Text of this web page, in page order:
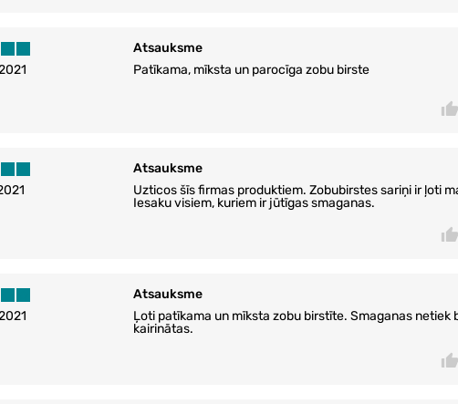
Atsauksme
Patīkama, mīksta un parocīga zobu birste
Atsauksme
Uzticos šīs firmas produktiem. Zobubirstes sariņi ir ļoti
Iesaku visiem, kuriem ir jūtīgas smaganas.
Atsauksme
Ļoti patīkama un mīksta zobu birstīte. Smaganas netiek
kairinātas.